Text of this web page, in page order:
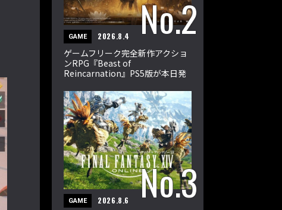
GAME 2026.8.4
ゲームフリーク完全新作アクショ
ンRPG『Beast of
Reincarnation』PS5版が本日発
GAME 2026.8.6